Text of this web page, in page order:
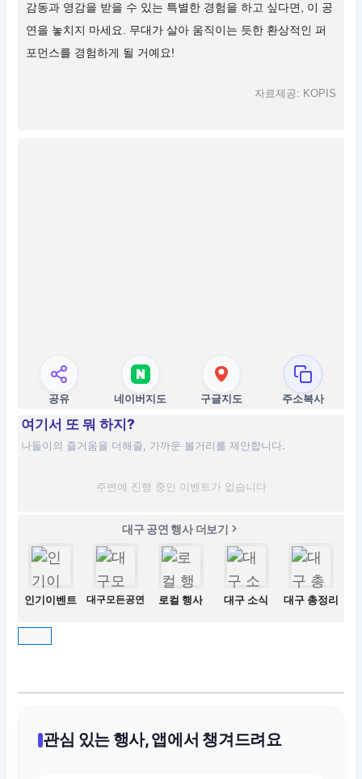
감동과 영감을 받을 수 있는 특별한 경험을 하고 싶다면, 이 공
연을 놓치지 마세요. 무대가 살아 움직이는 듯한 환상적인 퍼
포먼스를 경험하게 될 거예요!
자료제공: KOPIS
공유 네이버지도 구글지도 주소복사
여기서 또 뭐 하지?
나들이의 즐거움을 더해줄, 가까운 볼거리를 제안합니다.
주변에 진행 중인 이벤트가 없습니다
대구 공연 행사 더보기
인기이벤트 대구모든공연 로컬 행사 대구 소식 대구 총정리
관심 있는 행사, 앱에서 챙겨드려요